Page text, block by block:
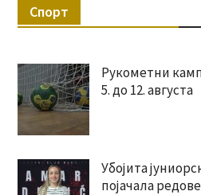
Спорт
Рукометни
5. до 12. августа
Убојита
појачала